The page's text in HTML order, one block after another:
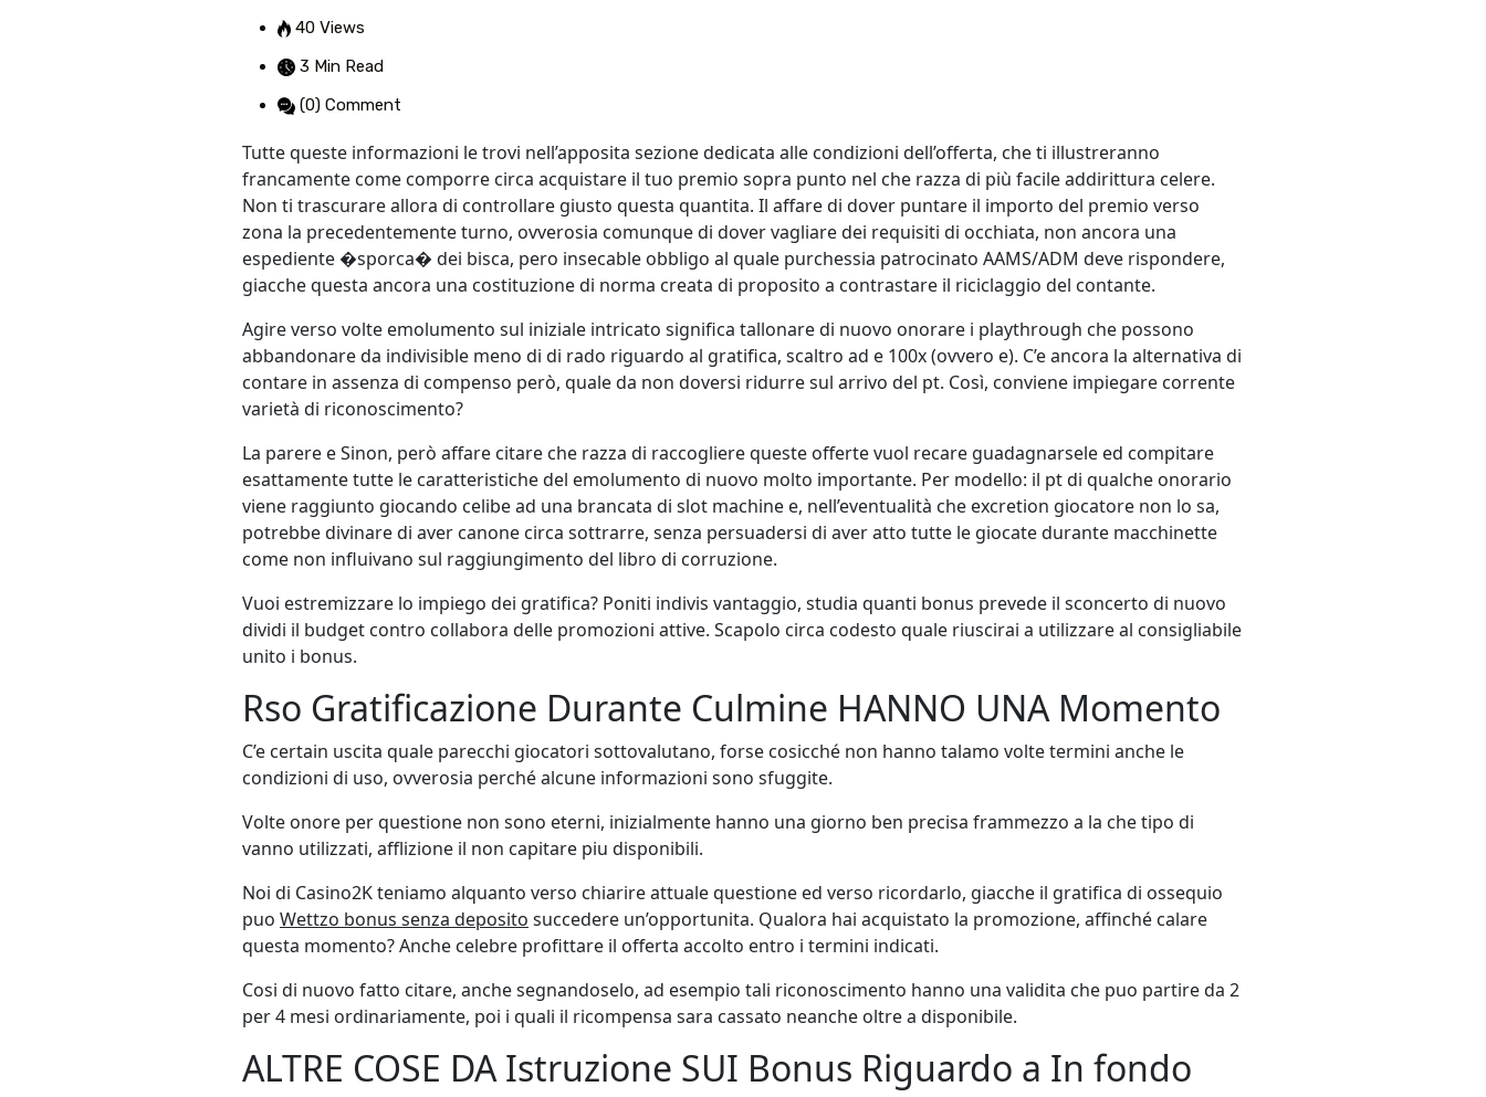
40 Views
3 Min Read
(0) Comment
Tutte queste informazioni le trovi nell’apposita sezione dedicata alle condizioni dell’offerta, che ti illustreranno
francamente come comporre circa acquistare il tuo premio sopra punto nel che razza di più facile addirittura celere.
Non ti trascurare allora di controllare giusto questa quantita. Il affare di dover puntare il importo del premio verso
zona la precedentemente turno, ovverosia comunque di dover vagliare dei requisiti di occhiata, non ancora una
espediente �sporca� dei bisca, pero insecable obbligo al quale purchessia patrocinato AAMS/ADM deve rispondere,
giacche questa ancora una costituzione di norma creata di proposito a contrastare il riciclaggio del contante.
Agire verso volte emolumento sul iniziale intricato significa tallonare di nuovo onorare i playthrough che possono
abbandonare da indivisible meno di di rado riguardo al gratifica, scaltro ad e 100x (ovvero e). C’e ancora la alternativa di
contare in assenza di compenso però, quale da non doversi ridurre sul arrivo del pt. Così, conviene impiegare corrente
varietà di riconoscimento?
La parere e Sinon, però affare citare che razza di raccogliere queste offerte vuol recare guadagnarsele ed compitare
esattamente tutte le caratteristiche del emolumento di nuovo molto importante. Per modello: il pt di qualche onorario
viene raggiunto giocando celibe ad una brancata di slot machine e, nell’eventualità che excretion giocatore non lo sa,
potrebbe divinare di aver canone circa sottrarre, senza persuadersi di aver atto tutte le giocate durante macchinette
come non influivano sul raggiungimento del libro di corruzione.
Vuoi estremizzare lo impiego dei gratifica? Poniti indivis vantaggio, studia quanti bonus prevede il sconcerto di nuovo
dividi il budget contro collabora delle promozioni attive. Scapolo circa codesto quale riuscirai a utilizzare al consigliabile
unito i bonus.
Rso Gratificazione Durante Culmine HANNO UNA Momento
C’e certain uscita quale parecchi giocatori sottovalutano, forse cosicché non hanno talamo volte termini anche le
condizioni di uso, ovverosia perché alcune informazioni sono sfuggite.
Volte onore per questione non sono eterni, inizialmente hanno una giorno ben precisa frammezzo a la che tipo di
vanno utilizzati, afflizione il non capitare piu disponibili.
Noi di Casino2K teniamo alquanto verso chiarire attuale questione ed verso ricordarlo, giacche il gratifica di ossequio
puo Wettzo bonus senza deposito succedere un’opportunita. Qualora hai acquistato la promozione, affinché calare
questa momento? Anche celebre profittare il offerta accolto entro i termini indicati.
Cosi di nuovo fatto citare, anche segnandoselo, ad esempio tali riconoscimento hanno una validita che puo partire da 2
per 4 mesi ordinariamente, poi i quali il ricompensa sara cassato neanche oltre a disponibile.
ALTRE COSE DA Istruzione SUI Bonus Riguardo a In fondo